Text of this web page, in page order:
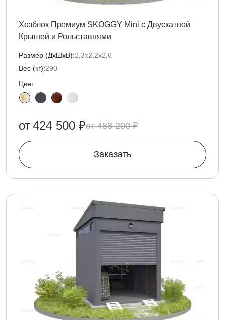
Хозблок Премиум SKOGGY Mini с Двускатной
Крышей и Рольставнями
Размер (ДxШxВ):2,3х2,2х2,6
Вес (кг):290
Цвет:
488 200 ₽
от424 500 ₽
Заказать